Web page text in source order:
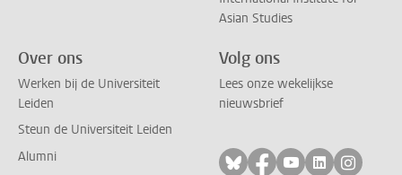
Asian Studies
Over ons
Werken bij de Universiteit
Leiden
Steun de Universiteit Leiden
Alumni
Volg ons
Lees onze wekelijkse
nieuwsbrief
Volg ons op bluesky
Volg ons op
Volg ons op
Volg ons
Volg